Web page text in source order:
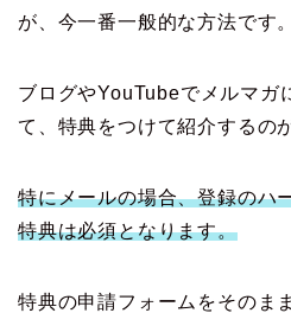
が、今一番一般的な方法です。
ブログやYouTubeでメルマガ
て、特典をつけて紹介するの
特にメールの場合、登録のハ
特典は必須となります。
特典の申請フォームをそのま